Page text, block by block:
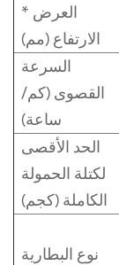
العرض *
الارتفاع (مم)
السرعة
القصوى (كم/
ساعة)
الحد الأقصى
لكتلة الحمولة
الكاملة (كجم)
نوع البطارية